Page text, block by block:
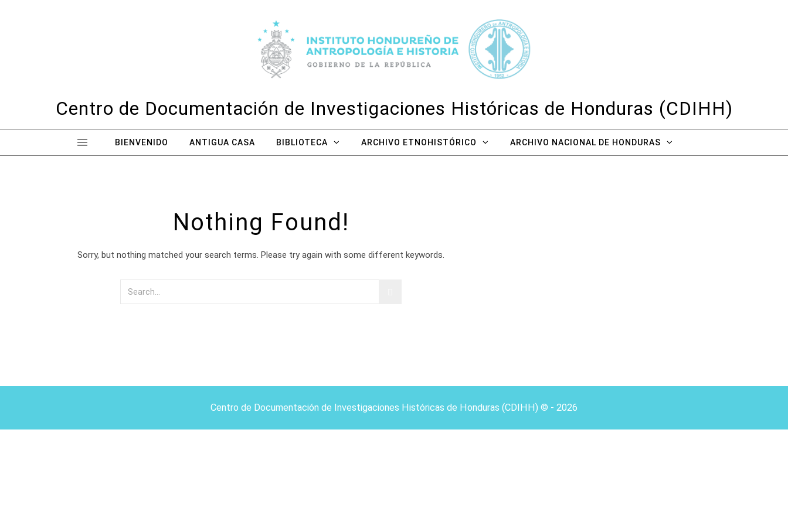
Centro de Documentación de Investigaciones Históricas de Honduras (CDIHH)
BIENVENIDO ANTIGUA CASA BIBLIOTECA ARCHIVO ETNOHISTÓRICO ARCHIVO NACIONAL DE HONDURAS
Nothing Found!
Sorry, but nothing matched your search terms. Please try again with some different keywords.
Centro de Documentación de Investigaciones Históricas de Honduras (CDIHH) © - 2026